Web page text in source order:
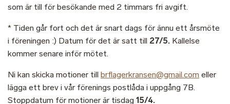
som är till för besökande med 2 timmars fri avgift.
* Tiden går fort och det är snart dags för ännu ett årsmöte
i föreningen :) Datum för det är satt till 27/5. Kallelse
kommer senare inför mötet.
Ni kan skicka motioner till brflagerkransen@gmail.com eller
lägga ett brev i vår förenings postlåda i uppgång 7B.
Stoppdatum för motioner är tisdag 15/4.